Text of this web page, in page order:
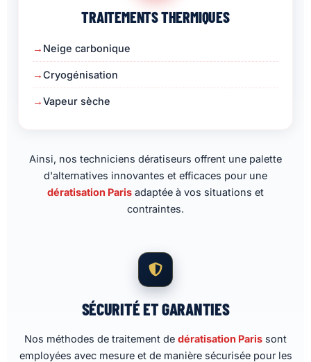
TRAITEMENTS THERMIQUES
Neige carbonique
Cryogénisation
Vapeur sèche
Ainsi, nos techniciens dératiseurs offrent une palette
d'alternatives innovantes et efficaces pour une
dératisation Paris adaptée à vos situations et
contraintes.
SÉCURITÉ ET GARANTIES
Nos méthodes de traitement de dératisation Paris sont
employées avec mesure et de manière sécurisée pour les